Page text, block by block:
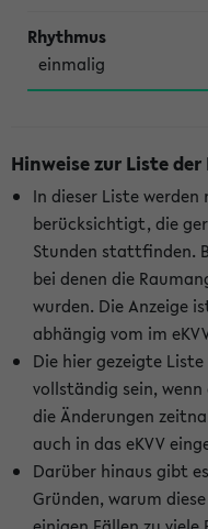
einmalig
Hinweise zur Liste
In dieser Liste
berücksichtigt, die
Stunden stattfinden.
bei denen die
wurden. Die Anzeige
abhängig vom im
Die hier gezeigte
vollständig sein,
die Änderungen
auch in das eKVV
Darüber hinaus gibt
Gründen, warum